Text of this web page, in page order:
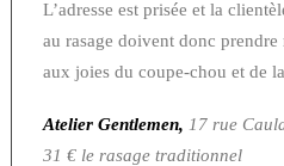
L’adresse est prisée et la
au rasage doivent donc
aux joies du coupe-chou et de
Atelier Gentlemen, 17 rue
31 € le rasage traditionnel